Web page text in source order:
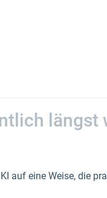
längst
auf eine Weise, die